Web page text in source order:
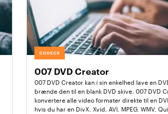
CODECS
007 DVD Creator
007 DVD Creator kan i sin enkelhed lave en
brænde den til en blank DVD skive. 007 DVD
konvertere alle video formater direkte til en
hvis du har en DivX, Xvid, AVI, MPEG, WMV,